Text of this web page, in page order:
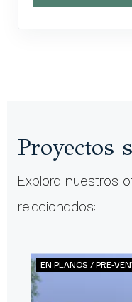
Proyectos
Explora nuestros
relacionados:
EN PLANOS / PRE-